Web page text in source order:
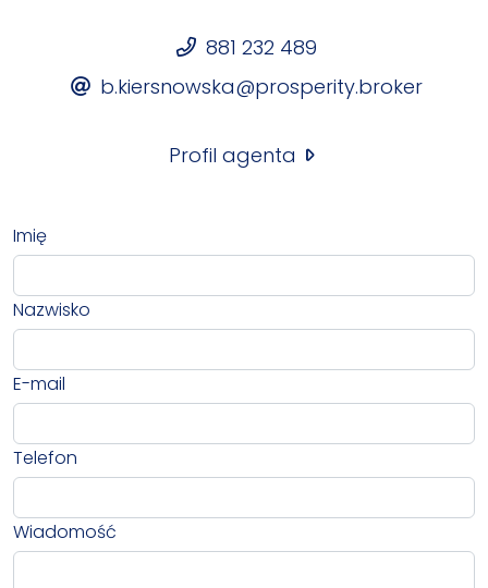
881 232 489
b.kiersnowska@prosperity.broker
Profil agenta
Imię
Nazwisko
E-mail
Telefon
Wiadomość